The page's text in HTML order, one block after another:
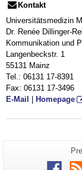
Kontakt
Universitätsmedizin
Dr. Renée Dillinger-
Kommunikation und
Langenbeckstr. 1
55131 Mainz
Tel.: 06131 17-8391
Fax: 06131 17-3496
E-Mail
Homepage